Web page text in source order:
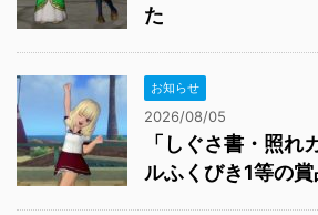
た
お知らせ
2026/08/05
「しぐさ書・照れ
ルふくびき1等の